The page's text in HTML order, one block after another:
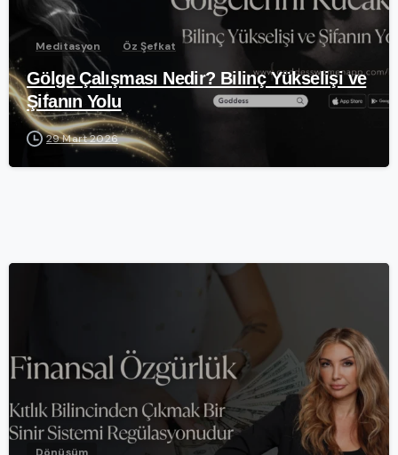
Meditasyon Öz Şefkat
Gölge Çalışması Nedir? Bilinç Yükselişi ve
Şifanın Yolu
29 Mart 2026